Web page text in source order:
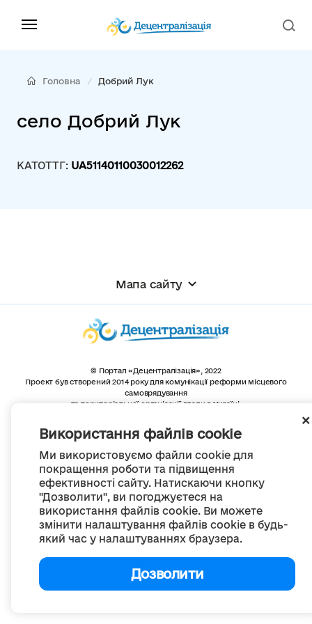
Використання файлів cookie
Ми використовуємо файли cookie для
покращення роботи та підвищення
ефективності сайту. Натискаючи кнопку
"Дозволити", ви погоджуєтеся на
використання файлів cookie. Ви можете
змінити налаштування файлів cookie в будь-
який час у налаштуваннях браузера.
Дозволити
Головна Добрий Лук
село Добрий Лук
КАТОТТГ: UA51140110030012262
Мапа сайту
© Портал «Децентралізація», 2022
Проект був створений 2014 року для комунікації реформи місцевого
самоврядування
та територіальної організації влади в Україні.
Весь контент доступний за ліцензією
Creative Commons Attribution 4.0 International license,
якщо не зазначено інше